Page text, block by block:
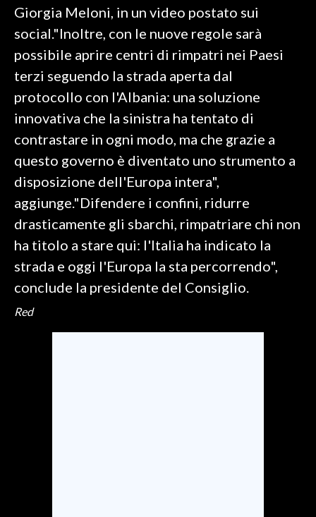
SPETTACOLI
GOSSIP
SALUTE
SARDEGNA TURISMO
#CARAUNIONE
3 MINUTI CON
Giorgia Meloni, in un video postato sui
social."Inoltre, con le nuove regole sarà
possibile aprire centri di rimpatri nei Paesi
terzi seguendo la strada aperta dal
protocollo con l'Albania: una soluzione
innovativa che la sinistra ha tentato di
contrastare in ogni modo, ma che grazie a
questo governo è diventato uno strumento a
disposizione dell'Europa intera",
aggiunge."Difendere i confini, ridurre
drasticamente gli sbarchi, rimpatriare chi non
ha titolo a stare qui: l'Italia ha indicato la
strada e oggi l'Europa la sta percorrendo",
conclude la presidente del Consiglio.
Red